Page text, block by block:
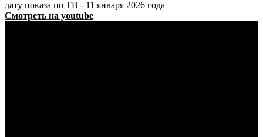
дату показа по ТВ - 11 января 2026 года
Смотреть на youtube